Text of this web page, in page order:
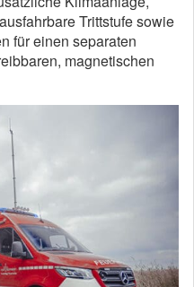
Trittstufe sowie
für einen separaten
magnetischen